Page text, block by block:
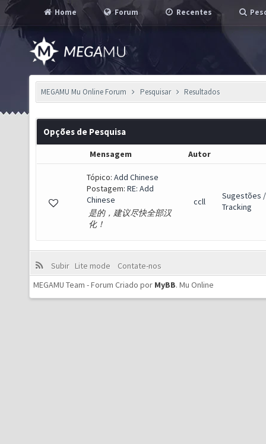
Home Forum Recentes
MEGAMU Mu Online Forum Pesquisar Resultados
Opções de Pesquisa
Mensagem Autor
Tópico: Add Chinese
Postagem: RE: Add
Chinese
是的，建议尽快全部汉
化！
ccll
Sugestões
Tracking
Subir Lite mode
Contate-nos
MEGAMU Team - Forum Criado por MyBB. Mu Online